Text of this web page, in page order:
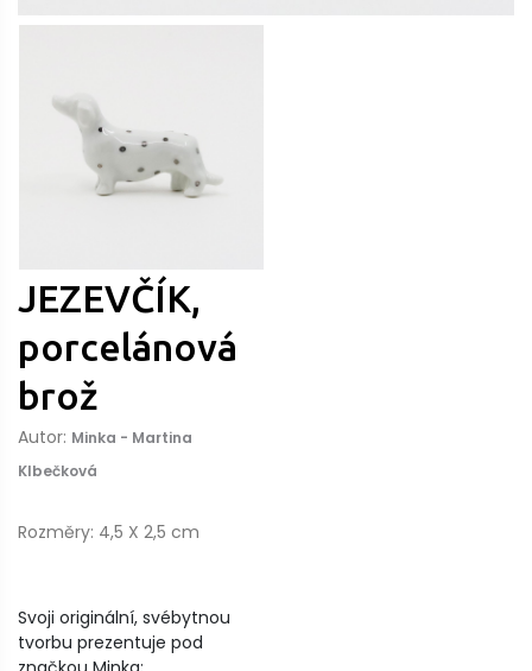
JEZEVČÍK,
porcelánová
brož
Autor: Minka - Martina
Klbečková
Rozměry: 4,5 X 2,5 cm
Svoji originální, svébytnou
tvorbu prezentuje pod